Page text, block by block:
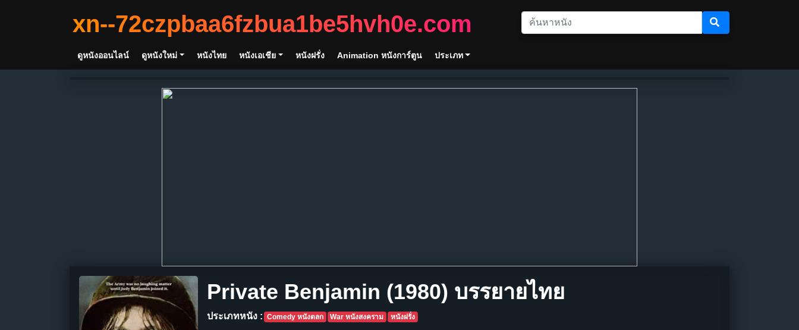
xn--72czpbaa6fzbua1be5hvh0e.com
ดูหนังออนไลน์ ดูหนังใหม่ หนังไทย หนังเอเชีย หนังฝรั่ง Animation หนังการ์ตูน ประเภท
Private Benjamin (1980) บรรยายไทย
ประเภทหนัง : Comedy หนังตลก War หนังสงคราม หนังฝรั่ง